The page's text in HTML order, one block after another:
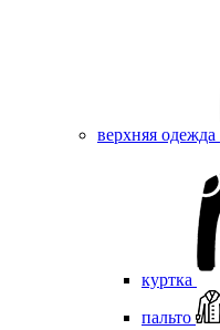
верхняя одежда
куртка
пальто